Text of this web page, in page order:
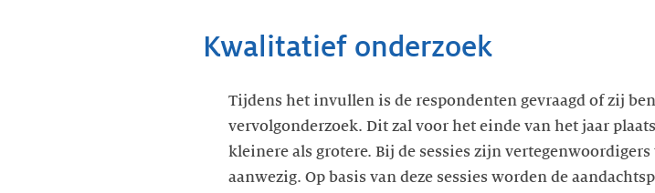
Kwalitatief onderzoek
Tijdens het invullen is de respondenten gevraagd of zij
vervolgonderzoek. Dit zal voor het einde van het jaar
kleinere als grotere. Bij de sessies zijn
aanwezig. Op basis van deze sessies worden de